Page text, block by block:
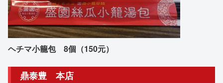
ヘチマ小籠包 8個（150元）
鼎泰豊 本店